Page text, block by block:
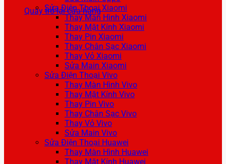
Quay trở lại cửa hàng
Sửa Điện Thoại Xiaomi
Thay Màn Hình Xiaomi
Thay Mặt Kính Xiaomi
Thay Pin Xiaomi
Thay Chân Sạc Xiaomi
Thay Vỏ Xiaomi
Sửa Main Xiaomi
Sửa Điện Thoại Vivo
Thay Màn Hình Vivo
Thay Mặt Kính Vivo
Thay Pin Vivo
Thay Chân Sạc Vivo
Thay Vỏ Vivo
Sửa Main Vivo
Sửa Điện Thoại Huawei
Thay Màn Hình Huawei
Thay Mặt Kính Huawei